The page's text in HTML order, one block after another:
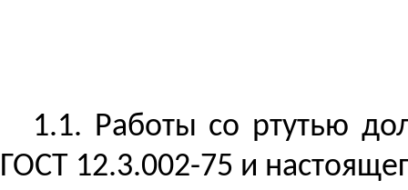
1.1. Работы со ртутью
ГОСТ 12.3.002-75 и